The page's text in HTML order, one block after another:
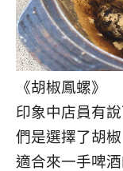
《胡椒鳳螺》
印象中店員有
們是選擇了胡
適合來一手啤